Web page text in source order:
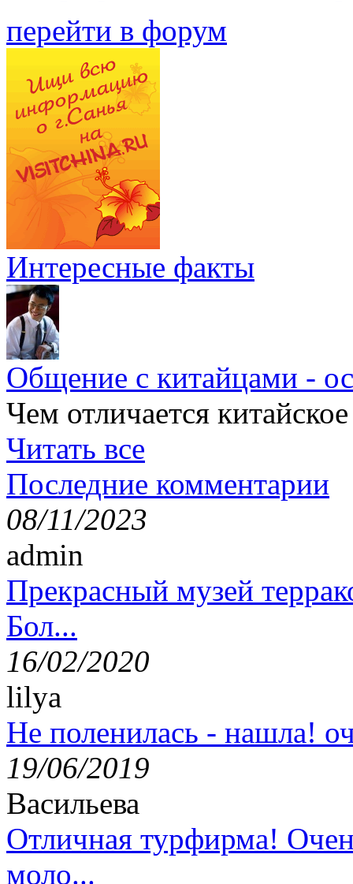
перейти в форум
Интересные факты
Общение с китайцами -
Чем отличается
Читать все
Последние комментарии
08/11/2023
admin
Прекрасный музей
Бол...
16/02/2020
lilya
Не поленилась - нашла!
19/06/2019
Васильева
Отличная турфирма!
моло...